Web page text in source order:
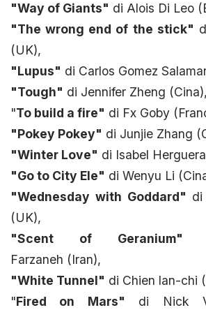
"Way of Giants" di Alois Di Leo
"The wrong end of the stick"
(UK),
"Lupus" di Carlos Gomez
"Tough" di Jennifer Zheng (Cina),
"To build a fire" di Fx Goby
"Pokey Pokey" di Junjie Zhang
"Winter Love" di Isabel
"Go to City Ele" di Wenyu Li
"Wednesday with Goddard" di
(UK),
"Scent of Geranium"
Farzaneh (Iran),
"White Tunnel" di Chien lan-chi
"Fired on Mars" di Nick